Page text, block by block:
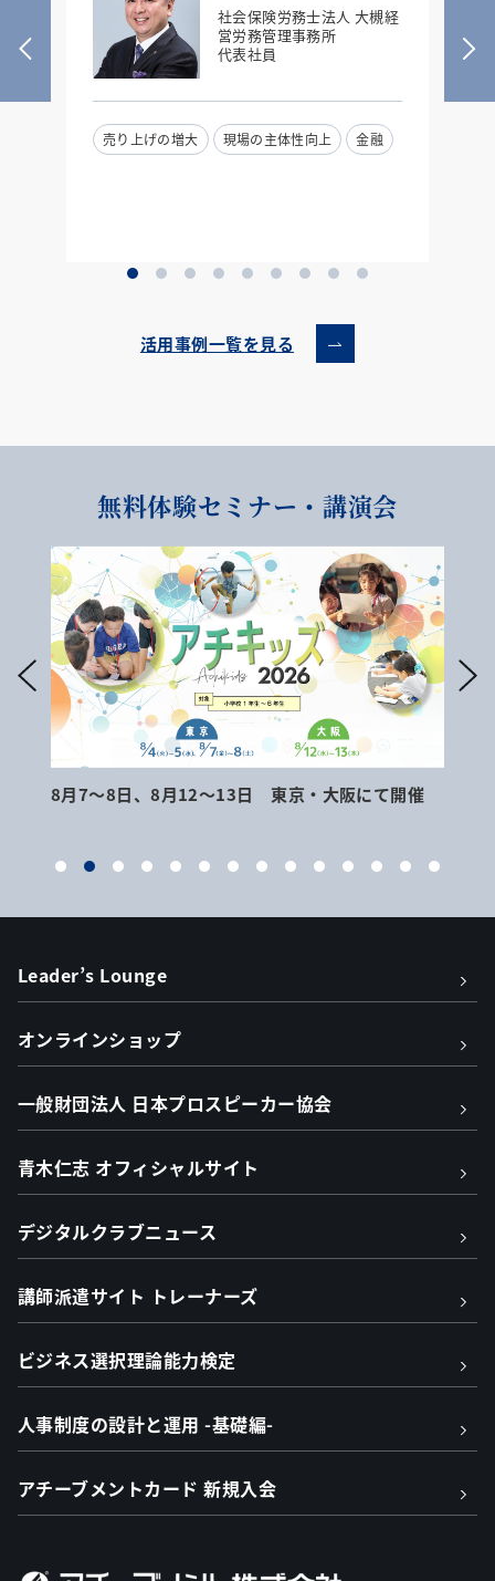
社会保険労務士法人 大槻経
営労務管理事務所
代表社員
売り上げの増大 現場の主体性向上 金融
活用事例一覧を見る
無料体験セミナー・講演会
8月7～8日、8月12～13日 東京・大阪にて開催
Leader’s Lounge
オンラインショップ
一般財団法人 日本プロスピーカー協会
青木仁志 オフィシャルサイト
デジタルクラブニュース
講師派遣サイト トレーナーズ
ビジネス選択理論能力検定
人事制度の設計と運用 -基礎編-
アチーブメントカード 新規入会